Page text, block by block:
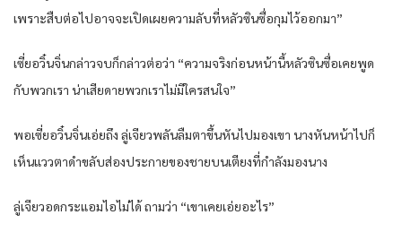
เพราะสืบต่อไปอาจจะเปิดเผยความลับที่หลัวซินซื่อกุมไว้ออกมา”
เซี่ยอวิ๋นจิ่นกล่าวจบก็กล่าวต่อว่า “ความจริงก่อนหน้านี้หลัวซินซื่อเคยพูด
กับพวกเรา น่าเสียดายพวกเราไม่มีใครสนใจ”
พอเซี่ยอวิ๋นจิ่นเอ่ยถึง ลู่เจียวพลันลืมตาขึ้นหันไปมองเขา นางหันหน้าไปก็
เห็นแววตาดำขลับส่องประกายของชายบนเตียงที่กำลังมองนาง
ลู่เจียวอดกระแอมไอไม่ได้ ถามว่า “เขาเคยเอ่ยอะไร”